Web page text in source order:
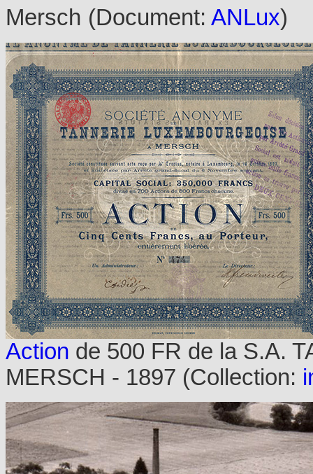
Mersch (Document: ANLux)
Action de 500 FR de la S.A.
MERSCH - 1897 (Collection: